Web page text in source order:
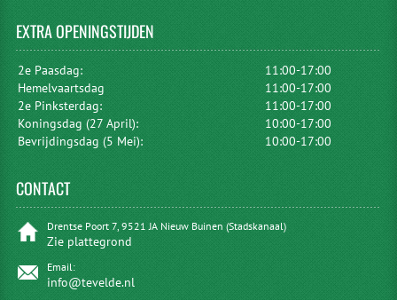
EXTRAOPENINGSTIJDEN
2e Paasdag:
11:00-17:00
Hemelvaartsdag
11:00-17:00
2e Pinksterdag:
11:00-17:00
Koningsdag (27 April):
10:00-17:00
Bevrijdingsdag (5 Mei):
10:00-17:00
CONTACT
Drentse Poort 7, 9521 JA Nieuw Buinen (Stadskanaal)
Zie plattegrond
Email:
info@tevelde.nl